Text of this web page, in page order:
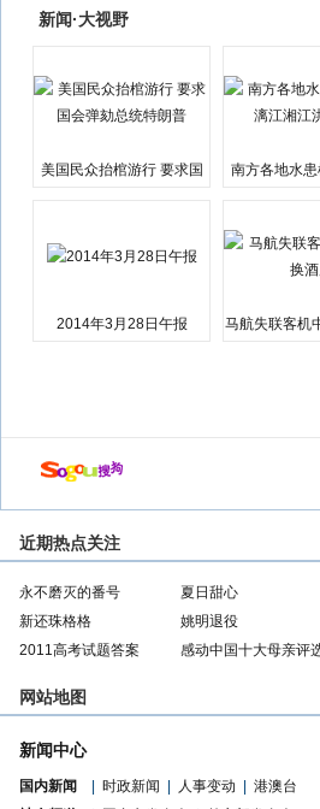
新闻·大视野
美国民众抬棺游行 要求国
南方各地水
2014年3月28日午报
马航失联客机
近期热点关注
永不磨灭的番号 夏日甜心
新还珠格格
姚明退役
2011高考试题答案
感动中国十大母亲评
网站地图
新闻中心
国内新闻 时政新闻 人事变动
港澳台